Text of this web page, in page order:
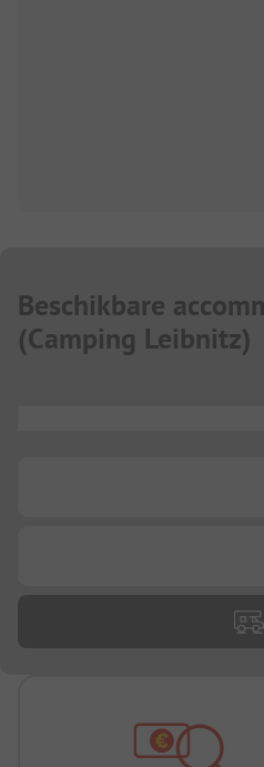
Beschikbare
(Camping Leibnitz)